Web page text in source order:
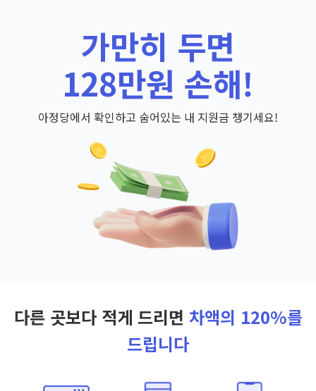
가만히 두면
128만원 손해!
아정당에서 확인하고 숨어있는 내 지원금 챙기세요!
다른 곳보다 적게 드리면 차액의 120%를
드립니다